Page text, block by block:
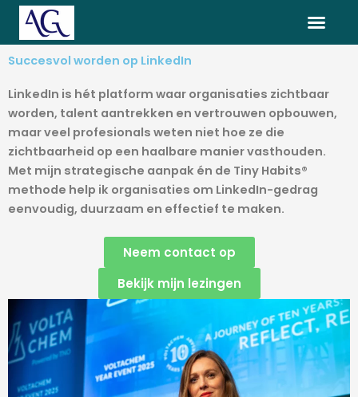
naar
de
inhoud
Succesvol worden op LinkedIn
LinkedIn is hét platform waar organisaties zichtbaar
worden, talent aantrekken en vertrouwen opbouwen,
maar veel profesionals weten niet hoe ze die
zichtbaarheid op een haalbare manier vasthouden.
Met mijn strategische aanpak én de Tiny Habits®
methode help ik organisaties om LinkedIn-gedrag
eenvoudig, duurzaam en effectief te maken.
Neem contact op
Bekijk mijn lezingen